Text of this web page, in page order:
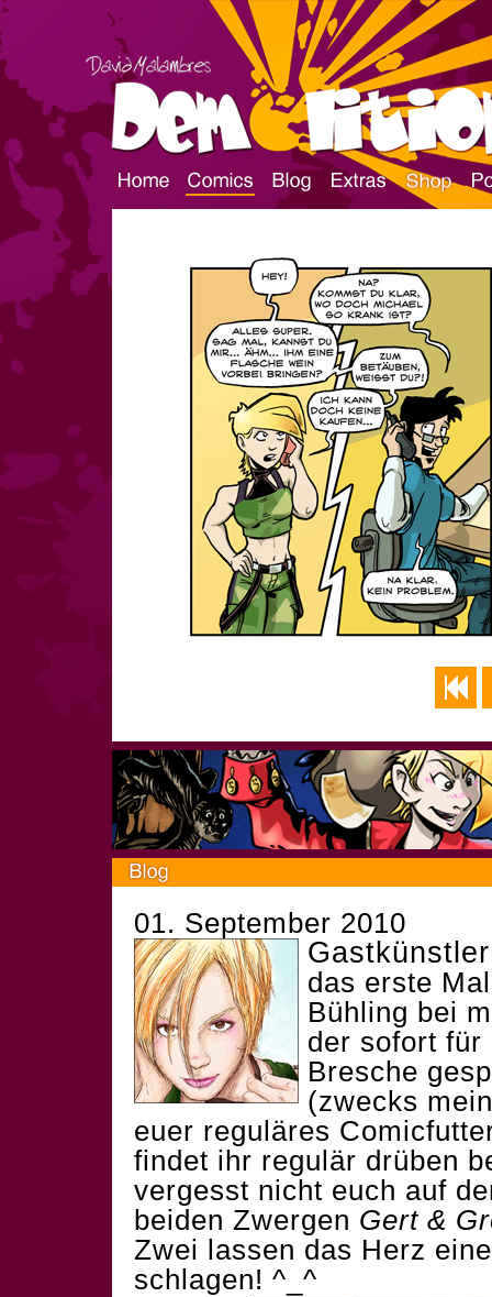
01. September 2010
das erste
Bühling bei
der sofort für
Bresche
(zwecks
euer reguläres
findet ihr regulär drüben
vergesst nicht euch auf
beiden Zwergen Gert &
Zwei lassen das Herz
schlagen! ^_^